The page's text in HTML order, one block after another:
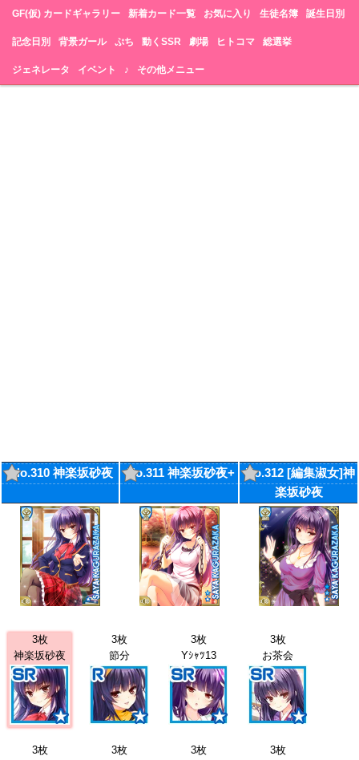
GF(仮) カードギャラリー 新着カード一覧 お気に入り 生徒名簿 誕生日別
記念日別 背景ガール ぷち 動くSSR 劇場 ヒトコマ 総選挙
ジェネレータ イベント ♪ その他メニュー
No.310 神楽坂砂夜 No.311 神楽坂砂夜+
No.312 [編集淑女]神
楽坂砂夜
3枚
神楽坂砂夜
3枚
節分
3枚
Yｼｬﾂ13
3枚
お茶会
3枚
3枚
3枚
3枚